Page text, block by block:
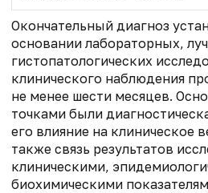
Окончательный диагноз
основании лабораторных,
гистопатологических
клинического наблюдения
не менее шести месяцев.
точками были
его влияние на клиническое
также связь результатов
клиническими,
биохимическими